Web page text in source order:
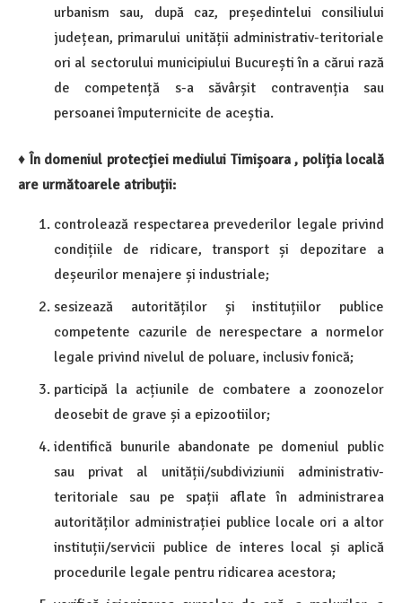
urbanism sau, după caz, președintelui consiliului
județean, primarului unității administrativ-teritoriale
ori al sectorului municipiului București în a cărui rază
de competență s-a săvârșit contravenția sau
persoanei împuternicite de aceștia.
♦În domeniul protecției mediului Timișoara , poliția locală
are următoarele atribuții:
controlează respectarea prevederilor legale privind
condițiile de ridicare, transport și depozitare a
deșeurilor menajere și industriale;
sesizează autorităților și instituțiilor publice
competente cazurile de nerespectare a normelor
legale privind nivelul de poluare, inclusiv fonică;
participă la acțiunile de combatere a zoonozelor
deosebit de grave și a epizootiilor;
identifică bunurile abandonate pe domeniul public
sau privat al unității/subdiviziunii administrativ-
teritoriale sau pe spații aflate în administrarea
autorităților administrației publice locale ori a altor
instituții/servicii publice de interes local și aplică
procedurile legale pentru ridicarea acestora;